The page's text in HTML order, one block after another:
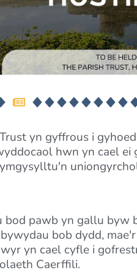
yn gyffrous i
hwn yn cael ei
pawb yn gallu
bob dydd,
yn cael cyfle i
Caerffili.